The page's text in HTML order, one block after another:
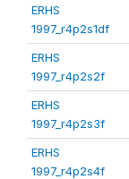
ERHS
1997_r4p2s1df
ERHS
1997_r4p2s2f
ERHS
1997_r4p2s3f
ERHS
1997_r4p2s4f